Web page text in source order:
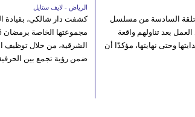
الرياض - لايف ستايل
كشفت دار شالكي،
الشرقية، من خلال توظيف
ضمن رؤية تجمع بين
السادسة من مسلسل
بعد تناولهم واقعة
وحتى نهايتها، مؤكدًا أن